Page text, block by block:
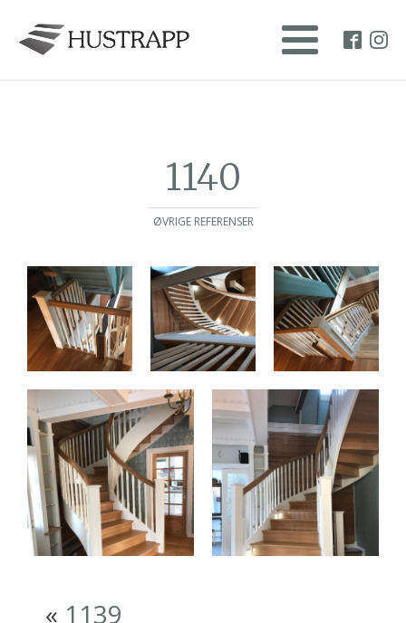
1140
ØVRIGE REFERENSER
« 1139